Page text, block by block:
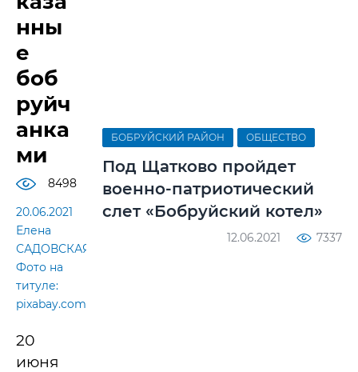
нны
е
боб
руйч
анка
ми
8498
20.06.2021
Елена
САДОВСКАЯ.
Фото на
титуле:
pixabay.com
20
июня
БОБРУЙСКИЙ РАЙОН ОБЩЕСТВО
Под Щатково пройдет
военно-патриотический
слет «Бобруйский котел»
12.06.2021 7337